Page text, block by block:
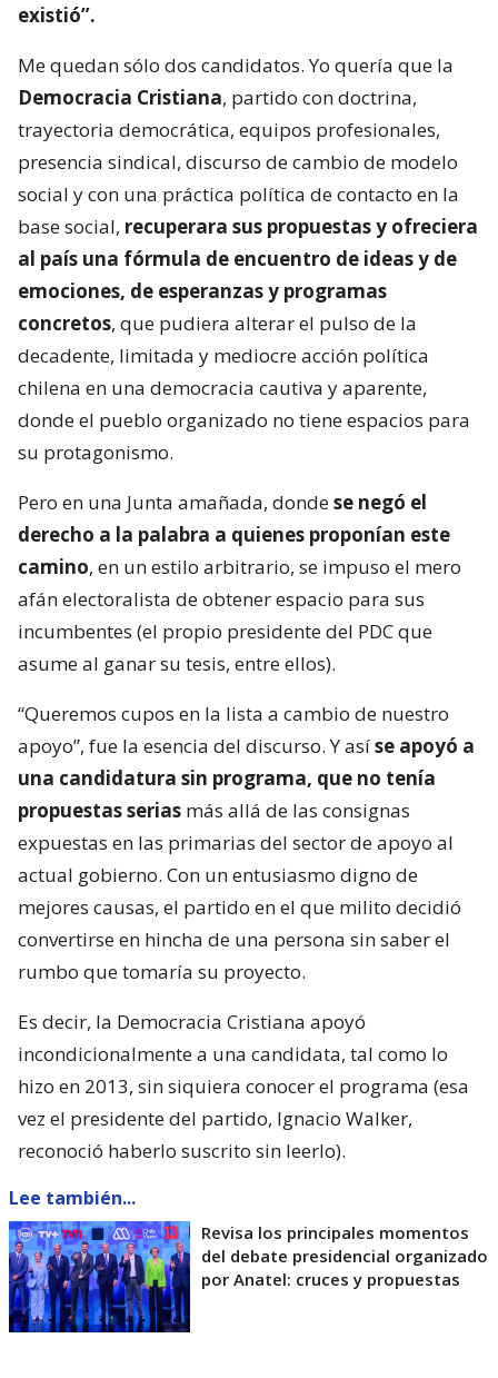
existió”.
Me quedan sólo dos candidatos. Yo quería que la
Democracia Cristiana, partido con doctrina,
trayectoria democrática, equipos profesionales,
presencia sindical, discurso de cambio de modelo
social y con una práctica política de contacto en la
base social, recuperara sus propuestas y ofreciera
al país una fórmula de encuentro de ideas y de
emociones, de esperanzas y programas
concretos, que pudiera alterar el pulso de la
decadente, limitada y mediocre acción política
chilena en una democracia cautiva y aparente,
donde el pueblo organizado no tiene espacios para
su protagonismo.
Pero en una Junta amañada, dondese negó el
derecho a la palabra a quienes proponían este
camino, en un estilo arbitrario, se impuso el mero
afán electoralista de obtener espacio para sus
incumbentes (el propio presidente del PDC que
asume al ganar su tesis, entre ellos).
“Queremos cupos en la lista a cambio de nuestro
apoyo”, fue la esencia del discurso. Y asíse apoyó a
una candidatura sin programa, que no tenía
propuestas serias más allá de las consignas
expuestas en las primarias del sector de apoyo al
actual gobierno. Con un entusiasmo digno de
mejores causas, el partido en el que milito decidió
convertirse en hincha de una persona sin saber el
rumbo que tomaría su proyecto.
Es decir, la Democracia Cristiana apoyó
incondicionalmente a una candidata, tal como lo
hizo en 2013, sin siquiera conocer el programa (esa
vez el presidente del partido, Ignacio Walker,
reconoció haberlo suscrito sin leerlo).
Lee también...
Revisa los principales momentos
del debate presidencial organizado
por Anatel: cruces y propuestas